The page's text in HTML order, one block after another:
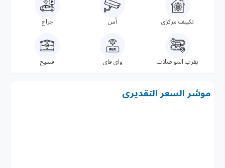
تكييف مركزى أمن جراج
بقرب المواصلات واى فاى فسيح
موشر السعر التقديرى